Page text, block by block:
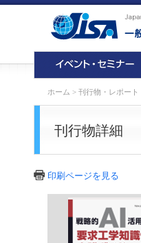
ホーム > 刊行物・レポート
刊行物詳細
印刷ページを見る